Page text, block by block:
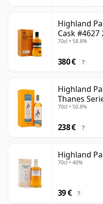
Highland
Cask #4627
70cl • 58.8%
380 € ?
Highland
Thanes
años
70cl • 50.8%
238 € ?
Highland
70cl • 40%
39 € ?